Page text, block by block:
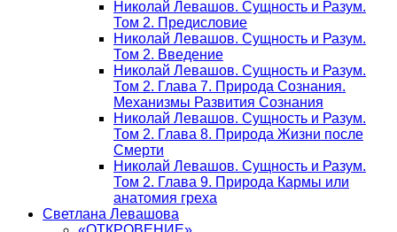
Николай Левашов. Сущность и Разум.
Том 2. Предисловие
Николай Левашов. Сущность и Разум.
Том 2. Введение
Николай Левашов. Сущность и Разум.
Том 2. Глава 7. Природа Сознания.
Механизмы Развития Сознания
Николай Левашов. Сущность и Разум.
Том 2. Глава 8. Природа Жизни после
Смерти
Николай Левашов. Сущность и Разум.
Том 2. Глава 9. Природа Кармы или
анатомия греха
Светлана Левашова